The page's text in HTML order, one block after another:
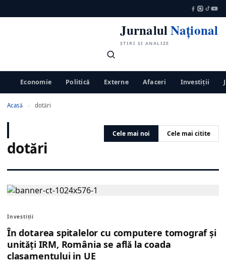
JurnalulNațional
ȘTIRI ȘI ANALIZE
Economie Politică Externe Afaceri Investiții
Acasă › dotări
dotări
Cele mai noi Cele mai citite
Investiții
În dotarea spitalelor cu computere tomograf şi
unităţi IRM, România se află la coada
clasamentului in UE